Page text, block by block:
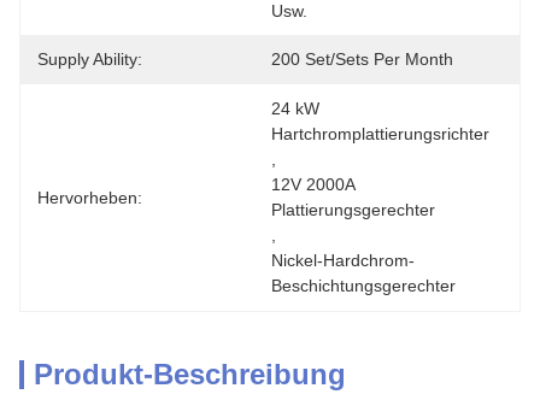
Usw.
Supply Ability: 200 Set/Sets Per Month
Hervorheben:
24 kW
Hartchromplattierungsrichter
12V 2000A
Plattierungsgerechter
Nickel-Hardchrom-
Beschichtungsgerechter
Produkt-Beschreibung